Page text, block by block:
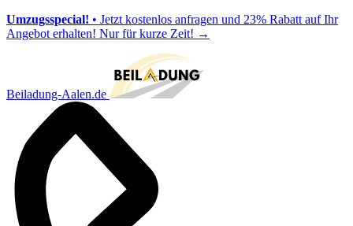
Umzugsspecial! • Jetzt kostenlos anfragen und 23% Rabatt auf Ihr
Angebot erhalten! Nur für kurze Zeit! →
Beiladung-Aalen.de